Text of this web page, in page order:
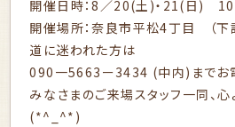
開催日時：8／20(土)・21(日) 10
開催場所：奈良市平松4丁目 （下
道に迷われた方は
090一5663ー3434 (中内)までお電
みなさまのご来場スタッフ一同、心
(*^_^*)